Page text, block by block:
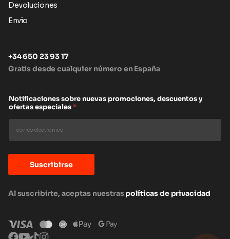
Devoluciones
Envio
+34 650 23 93 17
Gratis desde cualquier número en España
Notificaciones sobre nuevas promociones, descuentos y
ofertas especiales*
Suscribirse
Al suscribirte, aceptas nuestraspolíticas de privacidad